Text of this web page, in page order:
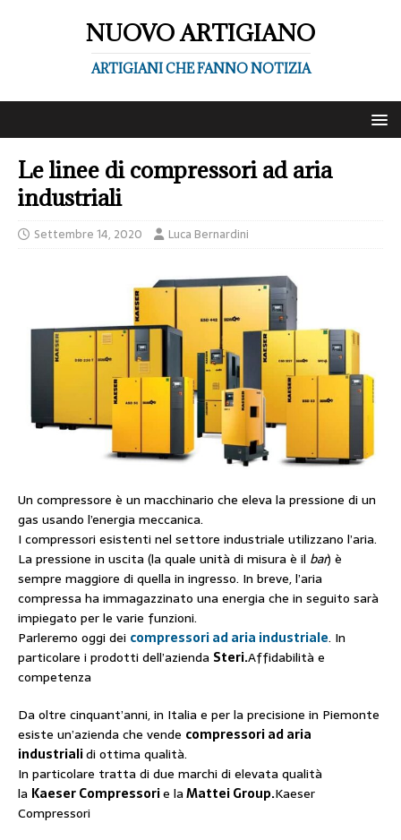
NUOVO ARTIGIANO
ARTIGIANI CHE FANNO NOTIZIA
Le linee di compressori ad aria
industriali
Settembre 14, 2020 Luca Bernardini
Un compressore è un macchinario che eleva la pressione di un
gas usando l’energia meccanica.
I compressori esistenti nel settore industriale utilizzano l’aria.
La pressione in uscita (la quale unità di misura è il bar) è
sempre maggiore di quella in ingresso. In breve, l’aria
compressa ha immagazzinato una energia che in seguito sarà
impiegato per le varie funzioni.
Parleremo oggi dei compressori ad aria industriale. In
particolare i prodotti dell’azienda Steri.Affidabilità e
competenza
Da oltre cinquant’anni, in Italia e per la precisione in Piemonte
esiste un’azienda che vende compressori ad aria
industrialidi ottima qualità.
In particolare tratta di due marchi di elevata qualità
la Kaeser Compressorie laMattei Group.Kaeser
Compressori